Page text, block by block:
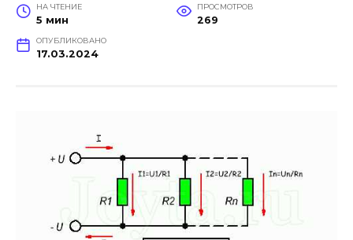
НА ЧТЕНИЕ
5 мин
ПРОСМОТРОВ
269
ОПУБЛИКОВАНО
17.03.2024